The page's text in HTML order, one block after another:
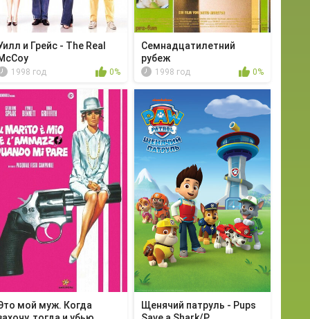
и Грейс - The Real
1998 год 0%
Семнадцатилетний
рубеж
1998 год 0%
мой муж. Когда
Щенячий патруль - Pups